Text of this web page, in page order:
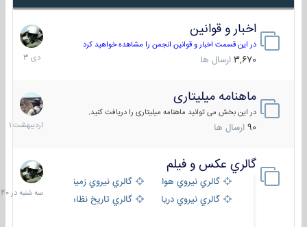
اخبار و قوانین
در این قسمت اخبار و قوانین انجمن را مشاهده خواهید کرد
3,670 ارسال ها
22
دی
1403
ماهنامه میلیتاری
در این بخش می توانید ماهنامه میلیتاری را دریافت کنید.
90 ارسال ها
30
1401
گالري عكس و فيلم
گالري نيروي هوايي
گالري نيروي زميني
گالري نيروي دريايي
گالري تاریخ نظامی
سه
شنبه
در